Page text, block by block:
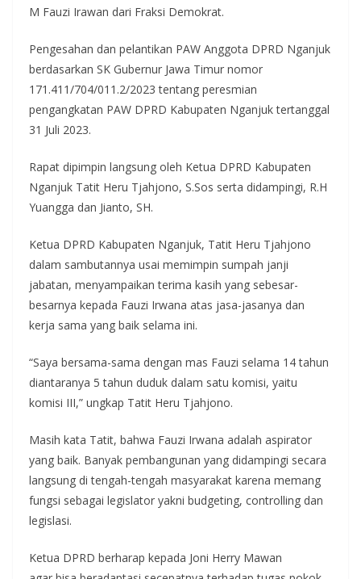
M Fauzi Irawan dari Fraksi Demokrat.
Pengesahan dan pelantikan PAW Anggota DPRD Nganjuk
berdasarkan SK Gubernur Jawa Timur nomor
171.411/704/011.2/2023 tentang peresmian
pengangkatan PAW DPRD Kabupaten Nganjuk tertanggal
31 Juli 2023.
Rapat dipimpin langsung oleh Ketua DPRD Kabupaten
Nganjuk Tatit Heru Tjahjono, S.Sos serta didampingi, R.H
Yuangga dan Jianto, SH.
Ketua DPRD Kabupaten Nganjuk, Tatit Heru Tjahjono
dalam sambutannya usai memimpin sumpah janji
jabatan, menyampaikan terima kasih yang sebesar-
besarnya kepada Fauzi Irwana atas jasa-jasanya dan
kerja sama yang baik selama ini.
“Saya bersama-sama dengan mas Fauzi selama 14 tahun
diantaranya 5 tahun duduk dalam satu komisi, yaitu
komisi III,” ungkap Tatit Heru Tjahjono.
Masih kata Tatit, bahwa Fauzi Irwana adalah aspirator
yang baik. Banyak pembangunan yang didampingi secara
langsung di tengah-tengah masyarakat karena memang
fungsi sebagai legislator yakni budgeting, controlling dan
legislasi.
Ketua DPRD berharap kepada Joni Herry Mawan